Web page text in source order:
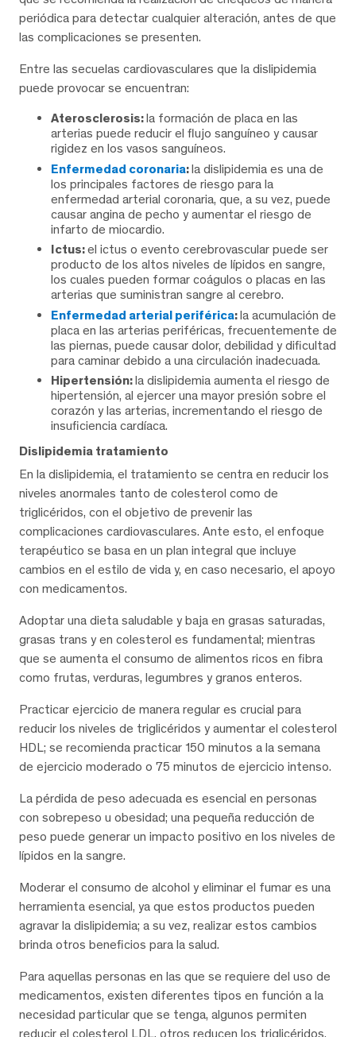
periódica para detectar cualquier alteración, antes de que
las complicaciones se presenten.
Entre las secuelas cardiovasculares que la dislipidemia
puede provocar se encuentran:
Aterosclerosis:la formación de placa en las
arterias puede reducir el flujo sanguíneo y causar
rigidez en los vasos sanguíneos.
Enfermedad coronaria:la dislipidemia es una de
los principales factores de riesgo para la
enfermedad arterial coronaria, que, a su vez, puede
causar angina de pecho y aumentar el riesgo de
infarto de miocardio.
Ictus:el ictus o evento cerebrovascular puede ser
producto de los altos niveles de lípidos en sangre,
los cuales pueden formar coágulos o placas en las
arterias que suministran sangre al cerebro.
Enfermedad arterial periférica:la acumulación de
placa en las arterias periféricas, frecuentemente de
las piernas, puede causar dolor, debilidad y dificultad
para caminar debido a una circulación inadecuada.
Hipertensión:la dislipidemia aumenta el riesgo de
hipertensión, al ejercer una mayor presión sobre el
corazón y las arterias, incrementando el riesgo de
insuficiencia cardíaca.
Dislipidemia tratamiento
En la dislipidemia, el tratamiento se centra en reducir los
niveles anormales tanto de colesterol como de
triglicéridos, con el objetivo de prevenir las
complicaciones cardiovasculares. Ante esto, el enfoque
terapéutico se basa en un plan integral que incluye
cambios en el estilo de vida y, en caso necesario, el apoyo
con medicamentos.
Adoptar una dieta saludable y baja en grasas saturadas,
grasas trans y en colesterol es fundamental; mientras
que se aumenta el consumo de alimentos ricos en fibra
como frutas, verduras, legumbres y granos enteros.
Practicar ejercicio de manera regular es crucial para
reducir los niveles de triglicéridos y aumentar el colesterol
HDL; se recomienda practicar 150 minutos a la semana
de ejercicio moderado o 75 minutos de ejercicio intenso.
La pérdida de peso adecuada es esencial en personas
con sobrepeso u obesidad; una pequeña reducción de
peso puede generar un impacto positivo en los niveles de
lípidos en la sangre.
Moderar el consumo de alcohol y eliminar el fumar es una
herramienta esencial, ya que estos productos pueden
agravar la dislipidemia; a su vez, realizar estos cambios
brinda otros beneficios para la salud.
Para aquellas personas en las que se requiere del uso de
medicamentos, existen diferentes tipos en función a la
necesidad particular que se tenga, algunos permiten
reducir el colesterol LDL, otros reducen los triglicéridos,